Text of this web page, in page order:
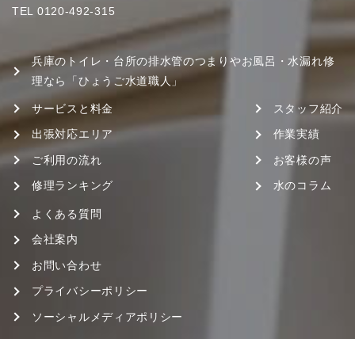
TEL 0120-492-315
兵庫のトイレ・台所の排水管のつまりやお風呂・水漏れ修
理なら「ひょうご水道職人」
サービスと料金
出張対応エリア
ご利用の流れ
修理ランキング
スタッフ紹介
作業実績
お客様の声
水のコラム
よくある質問
会社案内
お問い合わせ
プライバシーポリシー
ソーシャルメディアポリシー